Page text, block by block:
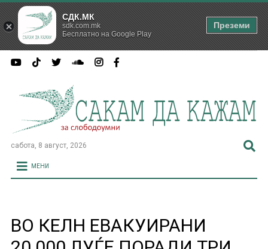
сабота, 8 август, 2026
МЕНИ
ВО КЕЛН ЕВАКУИРАНИ
СДК.МК
sdk.com.mk
Бесплатно на Google Play
Преземи